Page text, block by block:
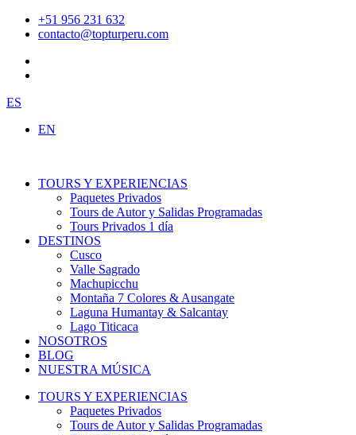
+51 956 231 632
contacto@topturperu.com
ES
EN
TOURS Y EXPERIENCIAS
Paquetes Privados
Tours de Autor y Salidas Programadas
Tours Privados 1 día
DESTINOS
Cusco
Valle Sagrado
Machupicchu
Montaña 7 Colores & Ausangate
Laguna Humantay & Salcantay
Lago Titicaca
NOSOTROS
BLOG
NUESTRA MÚSICA
TOURS Y EXPERIENCIAS
Paquetes Privados
Tours de Autor y Salidas Programadas